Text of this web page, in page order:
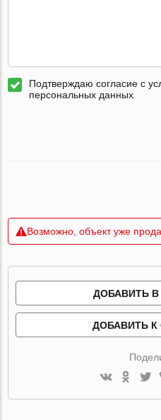
Подтверждаю согласие с
персональных данных
Возможно, объект уже
ДОБАВИТЬ
ДОБАВИТЬ